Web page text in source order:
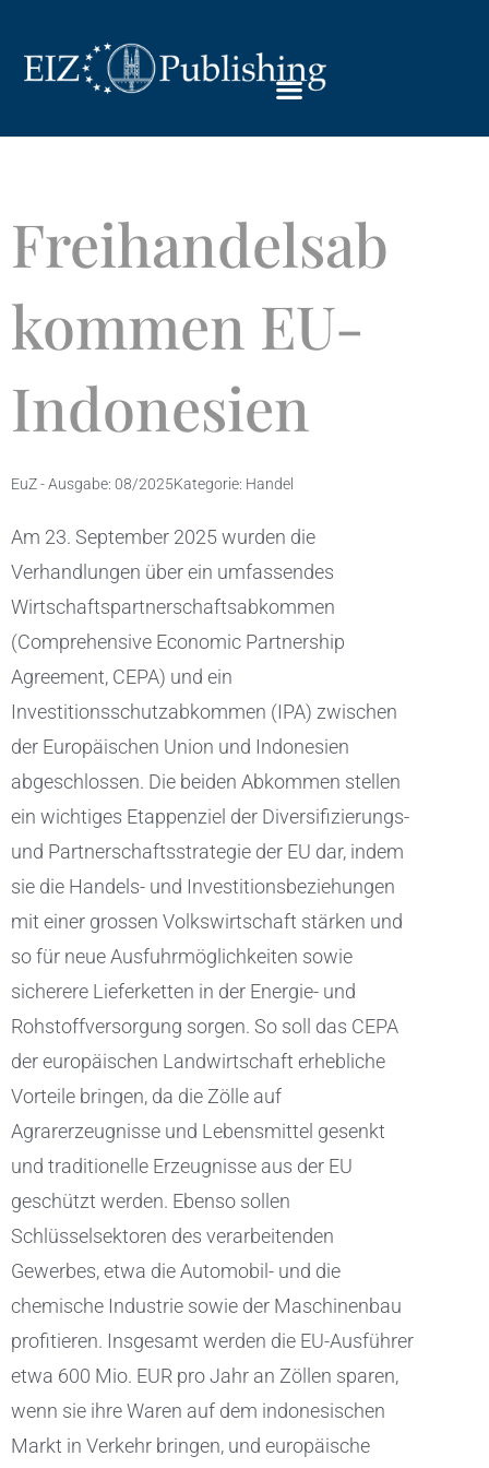
Freihandelsab
kommen EU-
Indonesien
EuZ - Ausgabe: 08/2025Kategorie: Handel
Am 23. September 2025 wurden die
Verhandlungen über ein umfassendes
Wirtschaftspartnerschaftsabkommen
(Comprehensive Economic Partnership
Agreement, CEPA) und ein
Investitionsschutzabkommen (IPA) zwischen
der Europäischen Union und Indonesien
abgeschlossen. Die beiden Abkommen stellen
ein wichtiges Etappenziel der Diversifizierungs-
und Partnerschaftsstrategie der EU dar, indem
sie die Handels- und Investitionsbeziehungen
mit einer grossen Volkswirtschaft stärken und
so für neue Ausfuhrmöglichkeiten sowie
sicherere Lieferketten in der Energie- und
Rohstoffversorgung sorgen. So soll das CEPA
der europäischen Landwirtschaft erhebliche
Vorteile bringen, da die Zölle auf
Agrarerzeugnisse und Lebensmittel gesenkt
und traditionelle Erzeugnisse aus der EU
geschützt werden. Ebenso sollen
Schlüsselsektoren des verarbeitenden
Gewerbes, etwa die Automobil- und die
chemische Industrie sowie der Maschinenbau
profitieren. Insgesamt werden die EU-Ausführer
etwa 600 Mio. EUR pro Jahr an Zöllen sparen,
wenn sie ihre Waren auf dem indonesischen
Markt in Verkehr bringen, und europäische